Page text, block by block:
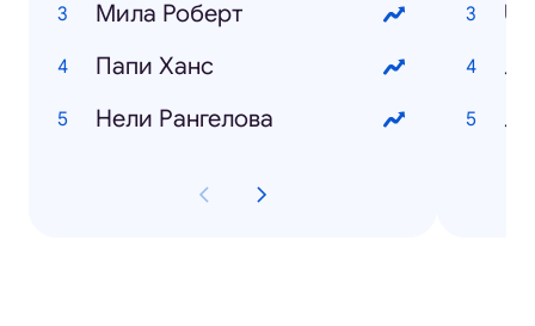
Мила Роберт
Папи Ханс
Нели Рангелова